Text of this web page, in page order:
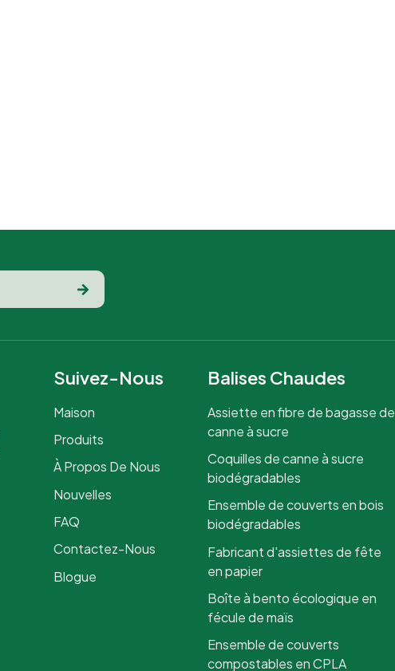
Suivez-Nous
Maison
Produits
À Propos De Nous
Nouvelles
FAQ
Contactez-Nous
Blogue
Balises Chaudes
Assiette en fibre de bagasse de
canne à sucre
Coquilles de canne à sucre
biodégradables
Ensemble de couverts en bois
biodégradables
Fabricant d'assiettes de fête
en papier
Boîte à bento écologique en
fécule de maïs
Ensemble de couverts
compostables en CPLA